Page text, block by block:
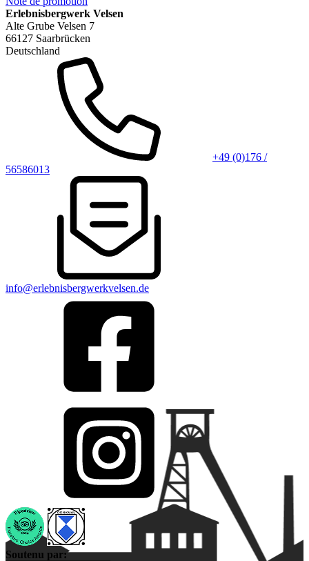
Erlebnisbergwerk Velsen
Alte Grube Velsen 7
66127 Saarbrücken
Deutschland
+49 (0)176 /
56586013
info@erlebnisbergwerkvelsen.de
Soutenu par: